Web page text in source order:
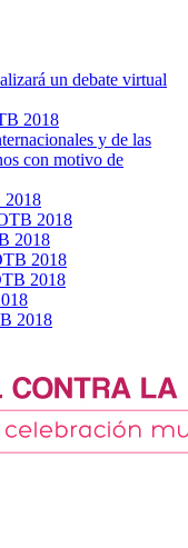
un debate virtual
2018
y de las
con motivo de
2018
2018
2018
2018
2018
2018